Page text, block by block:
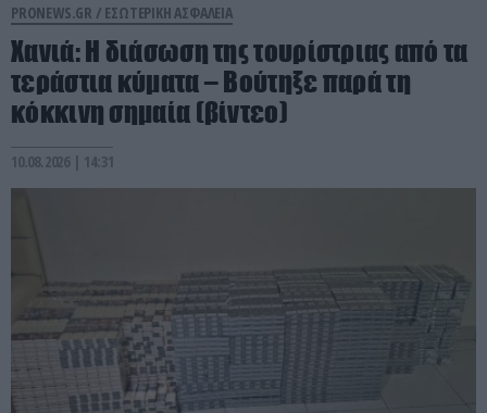
PRONEWS.GR / ΕΣΩΤΕΡΙΚΗ ΑΣΦΑΛΕΙΑ
Χανιά: Η διάσωση της τουρίστριας από τα
τεράστια κύματα – Βούτηξε παρά τη
κόκκινη σημαία (βίντεο)
10.08.2026 | 14:31